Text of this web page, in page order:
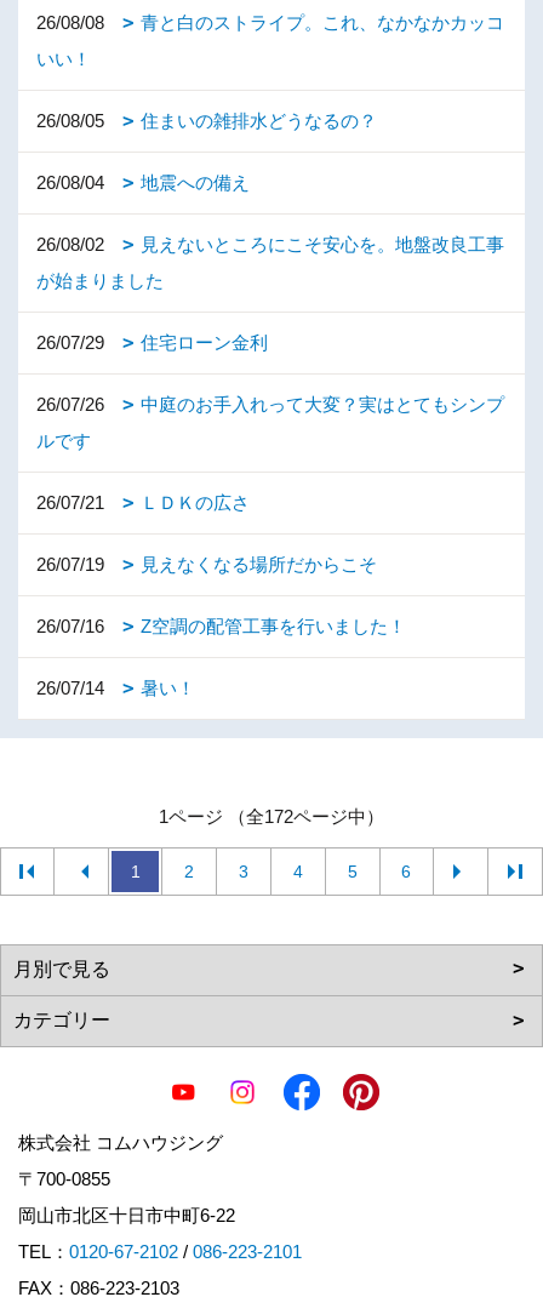
26/08/08
青と白のストライプ。これ、なかなかカッコ
いい！
26/08/05 住まいの雑排水どうなるの？
26/08/04 地震への備え
26/08/02
見えないところにこそ安心を。地盤改良工事
が始まりました
26/07/29 住宅ローン金利
26/07/26
中庭のお手入れって大変？実はとてもシンプ
ルです
26/07/21 ＬＤＫの広さ
26/07/19 見えなくなる場所だからこそ
26/07/16 Z空調の配管工事を行いました！
26/07/14 暑い！
1ページ （全172ページ中）
1 2 3 4 5 6
株式会社 コムハウジング
〒700-0855
岡山市北区十日市中町6-22
TEL： 0120-67-2102 / 086-223-2101
FAX：086-223-2103